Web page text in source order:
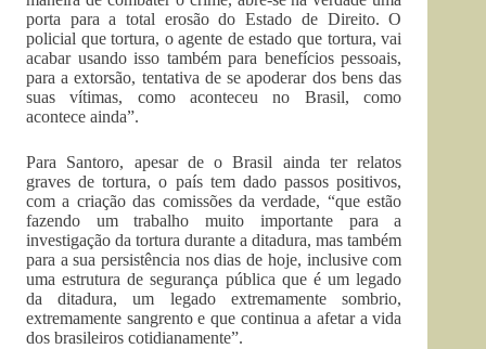
porta para a total erosão do Estado de Direito. O
policial que tortura, o agente de estado que tortura, vai
acabar usando isso também para benefícios pessoais,
para a extorsão, tentativa de se apoderar dos bens das
suas vítimas, como aconteceu no Brasil, como
acontece ainda”.
Para Santoro, apesar de o Brasil ainda ter relatos
graves de tortura, o país tem dado passos positivos,
com a criação das comissões da verdade, “que estão
fazendo um trabalho muito importante para a
investigação da tortura durante a ditadura, mas também
para a sua persistência nos dias de hoje, inclusive com
uma estrutura de segurança pública que é um legado
da ditadura, um legado extremamente sombrio,
extremamente sangrento e que continua a afetar a vida
dos brasileiros cotidianamente”.